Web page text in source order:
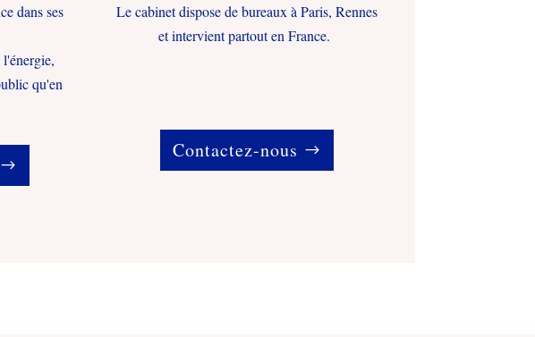
dans ses
qu'en
Le cabinet dispose de bureaux à Paris, Rennes
et intervient partout en France.
Contactez-nous